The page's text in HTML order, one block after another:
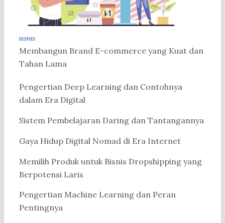
BISNIS
Membangun Brand E-commerce yang Kuat dan
Tahan Lama
Pengertian Deep Learning dan Contohnya
dalam Era Digital
Sistem Pembelajaran Daring dan Tantangannya
Gaya Hidup Digital Nomad di Era Internet
Memilih Produk untuk Bisnis Dropshipping yang
Berpotensi Laris
Pengertian Machine Learning dan Peran
Pentingnya